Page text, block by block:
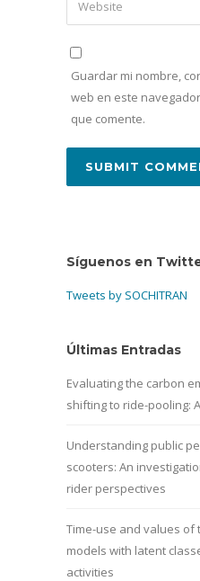
Guardar mi nombre,
web en este
que comente.
Síguenos en
Tweets by SOCHITRAN
Últimas Entradas
Evaluating the carbon
shifting to ride-pooling:
Understanding public
scooters: An
rider perspectives
Time-use and values of
models with latent
activities